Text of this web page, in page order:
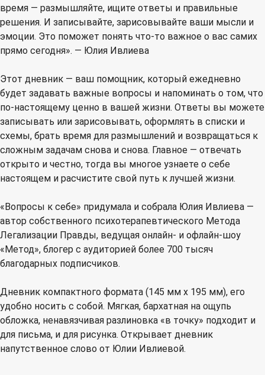
время — размышляйте, ищите ответы и правильные
решения. И записывайте, зарисовывайте ваши мысли и
эмоции. Это поможет понять что-то важное о вас самих
прямо сегодня». — Юлия Ивлиева
Этот дневник — ваш помощник, который ежедневно
будет задавать важные вопросы и напоминать о том, что
по-настоящему ценно в вашей жизни. Ответы вы можете
записывать или зарисовывать, оформлять в списки и
схемы, брать время для размышлений и возвращаться к
сложным задачам снова и снова. Главное — отвечать
открыто и честно, тогда вы многое узнаете о себе
настоящем и расчистите свой путь к лучшей жизни.
«Вопросы к себе» придумала и собрала Юлия Ивлиева —
автор собственного психотерапевтического Метода
Легализации Правды, ведущая онлайн- и офлайн-шоу
«Метод», блогер с аудиторией более 700 тысяч
благодарных подписчиков.
Дневник компактного формата (145 мм х 195 мм), его
удобно носить с собой. Мягкая, бархатная на ощупь
обложка, ненавязчивая разлиновка «в точку» подходит и
для письма, и для рисунка. Открывает дневник
напутственное слово от Юлии Ивлиевой.